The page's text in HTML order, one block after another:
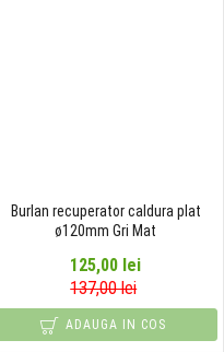
Burlan recuperator caldura plat
ø120mm Gri Mat
125,00 lei
137,00 lei
ADAUGA IN COS